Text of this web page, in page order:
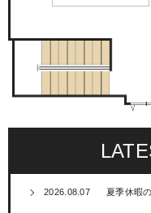
2026.08.07 夏季休暇